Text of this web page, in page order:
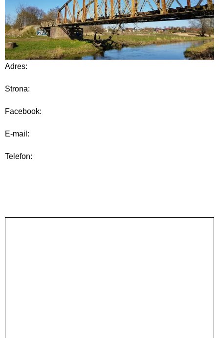
Adres:
Strona:
Facebook:
E-mail:
Telefon: